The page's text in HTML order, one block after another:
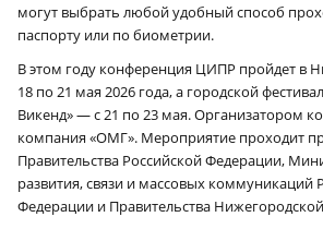
могут выбрать любой удобный способ
паспорту или по биометрии.
В этом году конференция ЦИПР пройдет в
18 по 21 мая 2026 года, а городской
Викенд» — с 21 по 23 мая. Организатором
компания «ОМГ». Мероприятие проходит
Правительства Российской Федерации,
развития, связи и массовых коммуникаций
Федерации и Правительства